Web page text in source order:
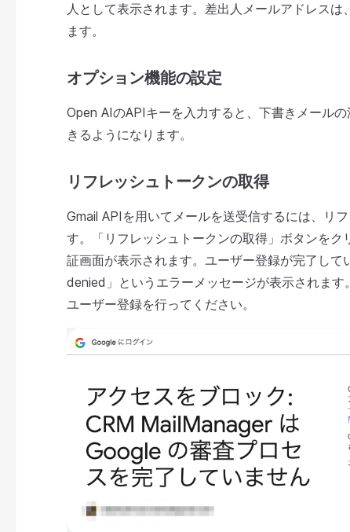
人として表示されます。差出人メールアドレス
ます。
オプション機能の設定
Open AIのAPIキーを入力すると、下書きメール
きるようになります。
リフレッシュトークンの取得
Gmail APIを用いてメールを送受信するには、リ
す。「リフレッシュトークンの取得」ボタンを
証画面が表示されます。ユーザー登録が完了し
denied」というエラーメッセージが表示されます
ユーザー登録を行ってください。